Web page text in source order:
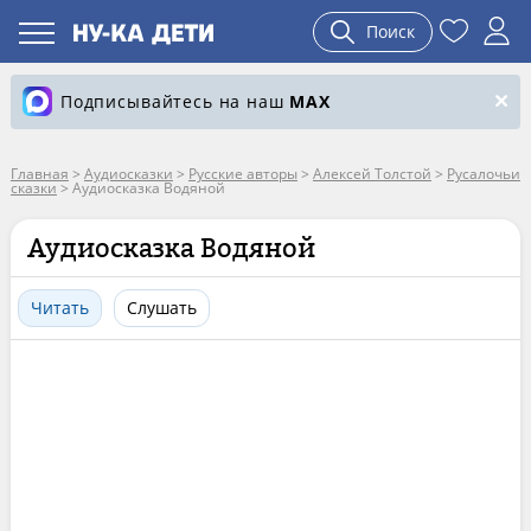
Поиск
Подписывайтесь на наш MAX
Главная > Аудиосказки > Русские авторы > Алексей Толстой > Русалочьи
сказки>Аудиосказка Водяной
Аудиосказка Водяной
Читать Слушать